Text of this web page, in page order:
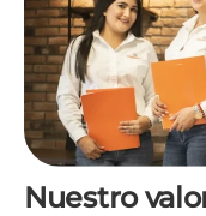
Nuestro